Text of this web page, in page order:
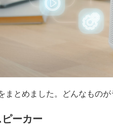
まとめました。どんなもの
ーカー